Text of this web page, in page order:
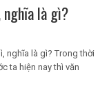
là gì?
nghĩa là gì? Trong thời
ta hiện nay thì văn